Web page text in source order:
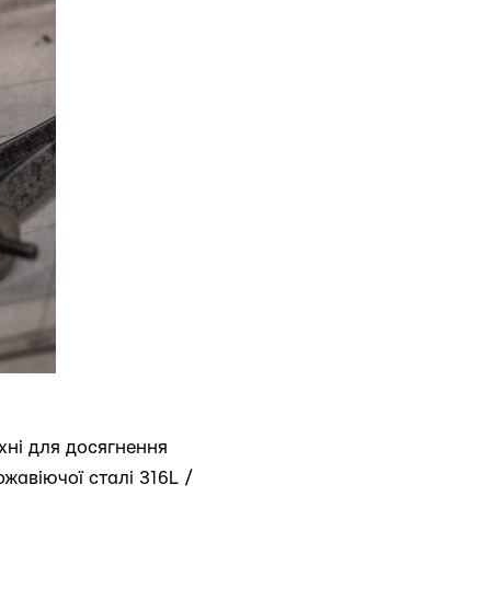
для досягнення
сталі 316L /